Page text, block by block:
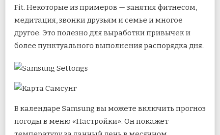
Fit. Некоторые из примеров — занятия фитнесом,
медитация, звонки друзьям и семье и многое
другое. Это полезно для выработки привычек и
более пунктуального выполнения распорядка дня.
В календаре Samsung вы можете включить прогноз
погоды в меню «Настройки». Он покажет